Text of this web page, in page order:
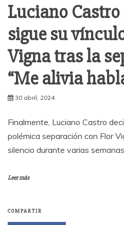
Luciano
sigue su
Vigna tras la
“Me alivia
30 abril, 2024
Finalmente, Luciano Castro
polémica separación con Flor
silencio durante varias
Leer más
COMPARTIR